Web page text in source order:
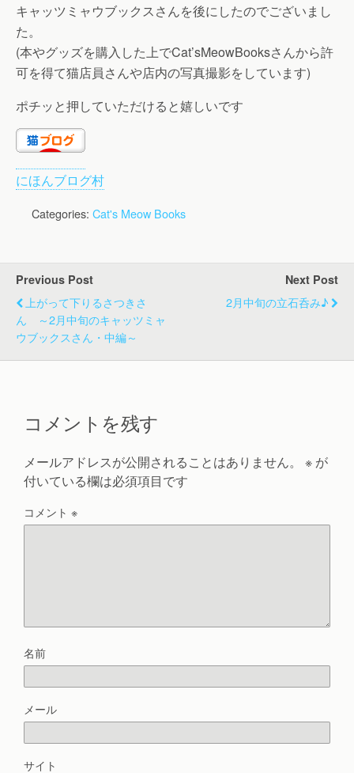
キャッツミャウブックスさんを後にしたのでございまし
た。
(本やグッズを購入した上でCat’sMeowBooksさんから許
可を得て猫店員さんや店内の写真撮影をしています)
ポチッと押していただけると嬉しいです
にほんブログ村
Categories: Cat's Meow Books
Previous Post
上がって下りるさつきさ
ん ～2月中旬のキャッツミャ
ウブックスさん・中編～
Next Post
2月中旬の立石呑み♪
コメントを残す
メールアドレスが公開されることはありません。 ※ が
付いている欄は必須項目です
コメント ※
名前
メール
サイト